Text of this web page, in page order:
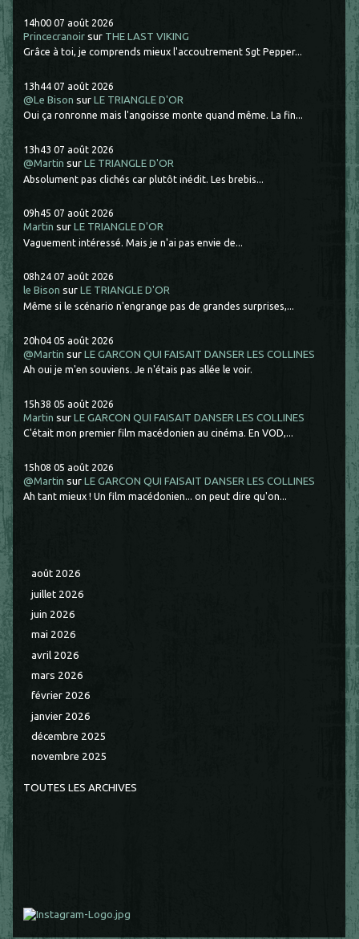
14h00 07 août 2026
Princecranoir sur THE LAST VIKING
Grâce à toi, je comprends mieux l'accoutrement Sgt Pepper...
13h44 07 août 2026
@Le Bison surLE TRIANGLE D'OR
Oui ça ronronne mais l'angoisse monte quand même. La fin...
13h43 07 août 2026
@Martin surLE TRIANGLE D'OR
Absolument pas clichés car plutôt inédit. Les brebis...
09h45 07 août 2026
Martin surLE TRIANGLE D'OR
Vaguement intéressé. Mais je n'ai pas envie de...
08h24 07 août 2026
le Bison surLE TRIANGLE D'OR
Même si le scénario n'engrange pas de grandes surprises,...
20h04 05 août 2026
@Martin surLE GARCON QUI FAISAIT DANSER LES COLLINES
Ah oui je m'en souviens. Je n'étais pas allée le voir.
15h38 05 août 2026
Martin surLE GARCON QUI FAISAIT DANSER LES COLLINES
C'était mon premier film macédonien au cinéma. En VOD,...
15h08 05 août 2026
@Martin surLE GARCON QUI FAISAIT DANSER LES COLLINES
Ah tant mieux ! Un film macédonien... on peut dire qu'on...
août 2026
juillet 2026
juin 2026
mai 2026
avril 2026
mars 2026
février 2026
janvier 2026
décembre 2025
novembre 2025
TOUTES LES ARCHIVES